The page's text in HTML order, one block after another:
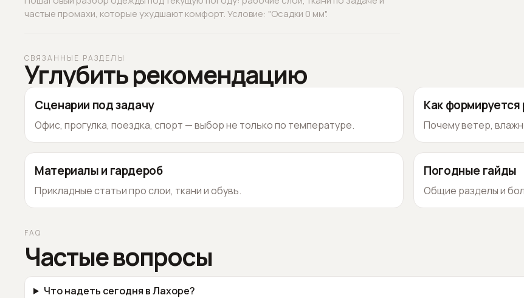
частые промахи, которые ухудшают комфорт. Условие: "Осадки 0 мм".
СВЯЗАННЫЕ РАЗДЕЛЫ
Углубить рекомендацию
Сценарии под задачу
Офис, прогулка, поездка, спорт — выбор не только по температуре.
Как
Почему ветер,
Материалы и гардероб
Прикладные статьи про слои, ткани и обувь.
Погодные гайды
Общие разделы и
FAQ
Частые вопросы
Что надеть сегодня в Лахоре?